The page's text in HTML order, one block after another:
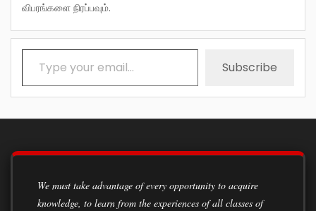
விபரங்களை நிரப்பவும்.
Type your email…
Subscribe
We must take advantage of every opportunity to acquire
knowledge, to learn from the experiences of all classes of